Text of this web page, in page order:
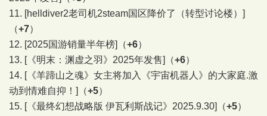
11. [helldiver2老司机2steam国区降价了（转型讨论楼）]
（+7）
12. [2025国游销量半年榜] （+6）
13. [《明末：渊虚之羽》2025年发售] （+6）
14. [《羊蹄山之魂》女主将加入《宇宙机器人》的大家庭.激
动到情难自抑！]
（+5）
15. [《最终幻想战略版 伊瓦利斯战记》2025.9.30] （+5）